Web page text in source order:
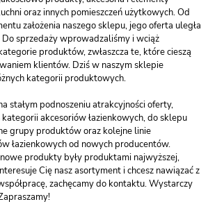
oraz innych pomieszczeń użytkowych. Od
założenia naszego sklepu, jego oferta uległa
Do sprzedaży wprowadzaliśmy i wciąż
produktów, zwłaszcza te, które cieszą
klientów. Dziś w naszym sklepie
kategorii produktowych.
stałym podnoszeniu atrakcyjności oferty,
akcesoriów łazienkowych, do sklepu
grupy produktów oraz kolejne linie
łazienkowych od nowych producentów.
produkty były produktami najwyższej,
Cię nasz asortyment i chcesz nawiązać z
zachęcamy do kontaktu. Wystarczy